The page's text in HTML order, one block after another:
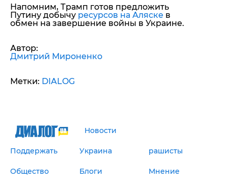
Напомним, Трамп готов предложить
Путину добычу ресурсов на Аляске в
обмен на завершение войны в Украине.
Автор:
Дмитрий Мироненко
Метки: DIALOG
Новости
Поддержать Украина рашисты
Общество Блоги Мнение